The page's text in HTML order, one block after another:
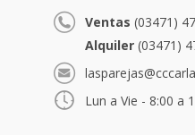
Ventas (03471)
Alquiler (03471)
Lun a Vie - 8:00 a